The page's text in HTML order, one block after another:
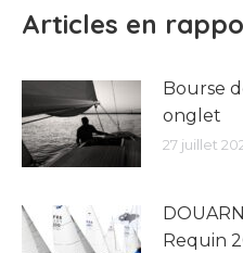
Articles en
Bourse
onglet
27 juillet
Requin